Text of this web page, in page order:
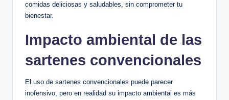
comidas deliciosas y saludables, sin comprometer tu
bienestar.
Impacto ambiental de las
sartenes convencionales
El uso de sartenes convencionales puede parecer
inofensivo, pero en realidad su impacto ambiental es más